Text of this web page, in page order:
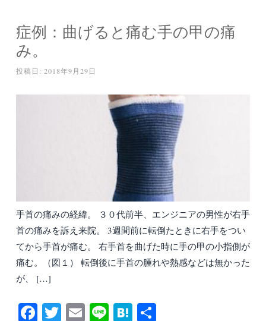
症例：曲げると痛む手の甲の痛
み。
投稿日: 2018年9月29日
手首の痛みの経緯。 ３０代前半、エンジニアの男性が右手
首の痛みを訴え来院。 3週間前に転倒たときに右手をつい
てから手首が痛む。 右手首を曲げた時に手の甲の小指側が
痛む。（図１） 転倒後に手首の腫れや熱感などは無かった
が、 […]
Fa T E Li H